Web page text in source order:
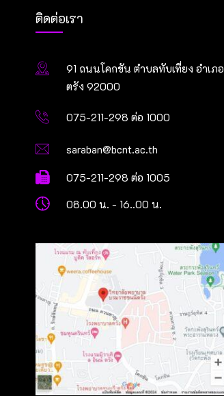
ติดต่อเรา
91 ถนนโคกขัน ตำบลทับเที่ยง อำเภ
ตรัง 92000
075-211-298 ต่อ 1000
saraban@bcnt.ac.th
075-211-298 ต่อ 1005
08.00 น. - 16..00 น.